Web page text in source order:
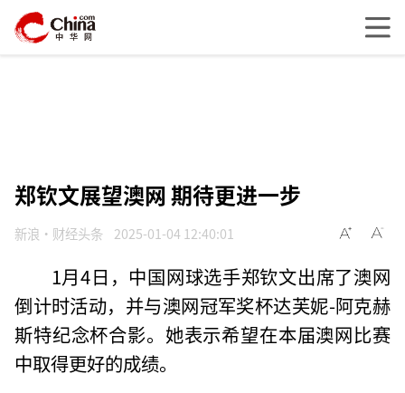
郑钦文展望澳网 期待更进一步
新浪·财经头条 2025-01-04 12:40:01
1月4日，中国网球选手郑钦文出席了澳网
倒计时活动，并与澳网冠军奖杯达芙妮-阿克赫
斯特纪念杯合影。她表示希望在本届澳网比赛
中取得更好的成绩。